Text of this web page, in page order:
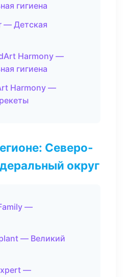
гигиена
— Детская
Harmony —
гигиена
Harmony —
Северо-
округ
—
— Великий
—